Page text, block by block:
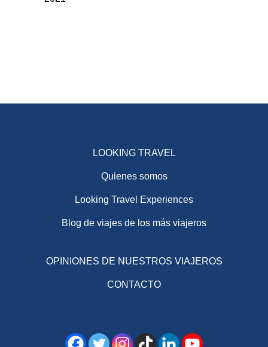
LOOKING TRAVEL
Quienes somos
Looking Travel Experiences
Blog de viajes de los más viajeros
OPINIONES DE NUESTROS VIAJEROS
CONTACTO